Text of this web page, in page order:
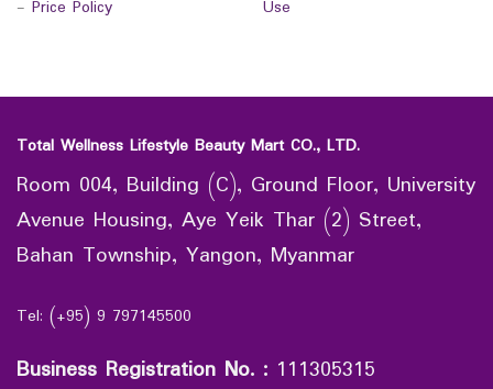
- Price Policy
Use
Total Wellness Lifestyle Beauty Mart CO., LTD.
Room 004, Building (C), Ground Floor, University
Avenue Housing, Aye Yeik Thar (2) Street,
Bahan Township, Yangon, Myanmar
Tel: (+95) 9 797145500
Business Registration No. : 111305315